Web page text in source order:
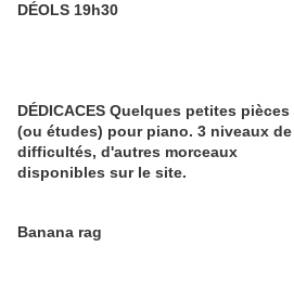
DÉOLS 19h30
DÉDICACES Quelques petites pièces
(ou études) pour piano. 3 niveaux de
difficultés, d'autres morceaux
disponibles sur le site.
Banana rag